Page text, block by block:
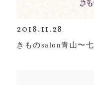
2018.11.28
きものsalon青山〜